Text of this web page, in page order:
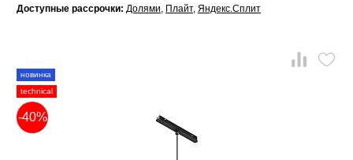
Доступные рассрочки: Долями, Плайт, Яндекс.Сплит
новинка
technical
-40%